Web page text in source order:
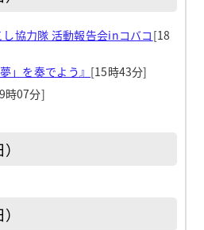
協力隊 活動報告会inコバコ [18
」を奏でよう』 [15時43分]
時07分]